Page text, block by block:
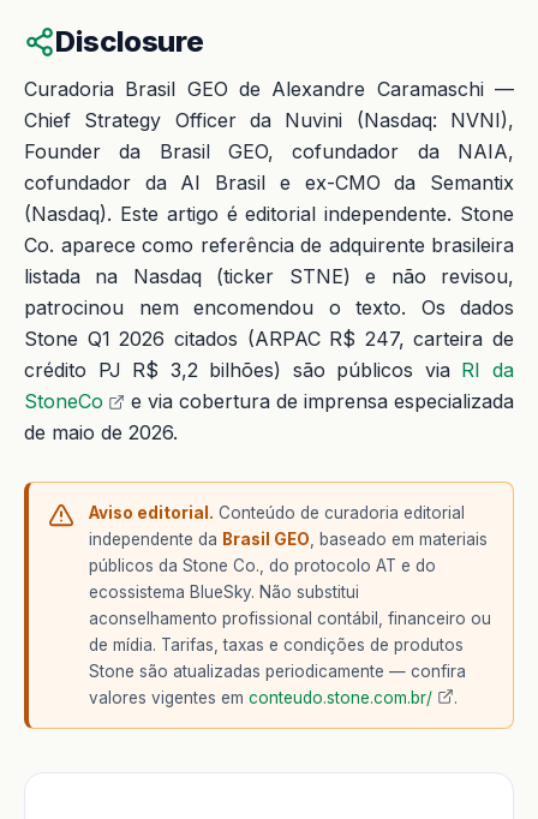
Disclosure
Curadoria Brasil GEO de Alexandre Caramaschi —
Chief Strategy Officer da Nuvini (Nasdaq: NVNI),
Founder da Brasil GEO, cofundador da NAIA,
cofundador da AI Brasil e ex-CMO da Semantix
(Nasdaq). Este artigo é editorial independente. Stone
Co. aparece como referência de adquirente brasileira
listada na Nasdaq (ticker STNE) e não revisou,
patrocinou nem encomendou o texto. Os dados
Stone Q1 2026 citados (ARPAC R$ 247, carteira de
crédito PJ R$ 3,2 bilhões) são públicos via RI da
StoneCo
e via cobertura de imprensa especializada
de maio de 2026.
Aviso editorial. Conteúdo de curadoria editorial
independente da Brasil GEO , baseado em materiais
públicos da Stone Co., do protocolo AT e do
ecossistema BlueSky. Não substitui
aconselhamento profissional contábil, financeiro ou
de mídia. Tarifas, taxas e condições de produtos
Stone são atualizadas periodicamente — confira
valores vigentes em conteudo.stone.com.br/ .